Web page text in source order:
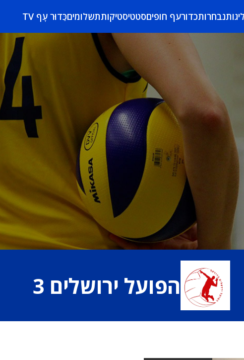
ליגותנבחרותכדורעף חופיםסטטיסטיקותתשלומיםכַּדוּר עָף TV
הפועל ירושלים 3